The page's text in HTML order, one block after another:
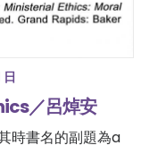
／呂焯安
時書名的副題為a